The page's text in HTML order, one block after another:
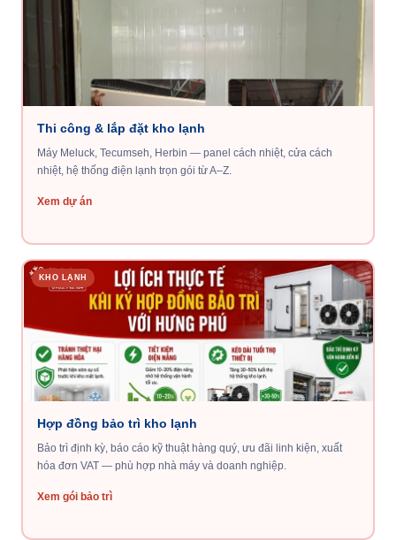
Thi công & lắp đặt kho lạnh
Máy Meluck, Tecumseh, Herbin — panel cách nhiệt, cửa cách
nhiệt, hệ thống điện lạnh trọn gói từ A–Z.
Xem dự án
KHO LẠNH
Hợp đồng bảo trì kho lạnh
Bảo trì định kỳ, báo cáo kỹ thuật hàng quý, ưu đãi linh kiện, xuất
hóa đơn VAT — phù hợp nhà máy và doanh nghiệp.
Xem gói bảo trì